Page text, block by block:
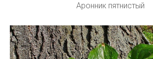
Аронник пятнистый